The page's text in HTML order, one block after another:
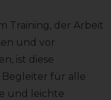
Training, der Arbeit
und vor
ist diese
Begleiter für alle
und leichte